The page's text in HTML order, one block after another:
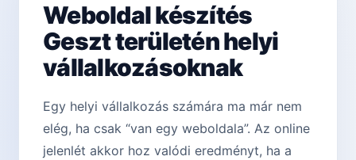
Weboldal készítés
Geszt területén helyi
vállalkozásoknak
Egy helyi vállalkozás számára ma már nem
elég, ha csak “van egy weboldala”. Az online
jelenlét akkor hoz valódi eredményt, ha a